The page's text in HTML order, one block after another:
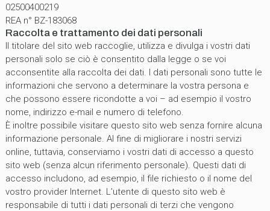
02500400219
REA n° BZ-183068
Raccolta e trattamento dei dati personali
Il titolare del sito web raccoglie, utilizza e divulga i vostri dati
personali solo se ciò è consentito dalla legge o se voi
acconsentite alla raccolta dei dati. I dati personali sono tutte le
informazioni che servono a determinare la vostra persona e
che possono essere ricondotte a voi – ad esempio il vostro
nome, indirizzo e-mail e numero di telefono.
È inoltre possibile visitare questo sito web senza fornire alcuna
informazione personale. Al fine di migliorare i nostri servizi
online, tuttavia, conserviamo i vostri dati di accesso a questo
sito web (senza alcun riferimento personale). Questi dati di
accesso includono, ad esempio, il file richiesto o il nome del
vostro provider Internet. L’utente di questo sito web è
responsabile di tutti i dati personali di terzi che vengono